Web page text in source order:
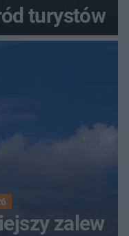
turystów
zalew